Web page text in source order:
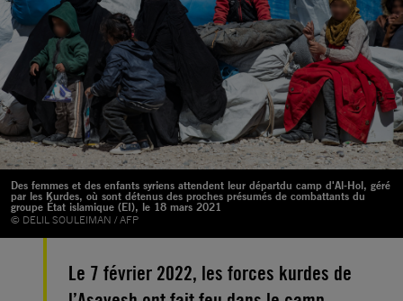
Des femmes et des enfants syriens attendent leur départdu camp d'Al-Hol, géré
par les Kurdes, où sont détenus des proches présumés de combattants du
groupe État islamique (EI), le 18 mars 2021
© DELIL SOULEIMAN / AFP
Le 7 février 2022, les forces kurdes de